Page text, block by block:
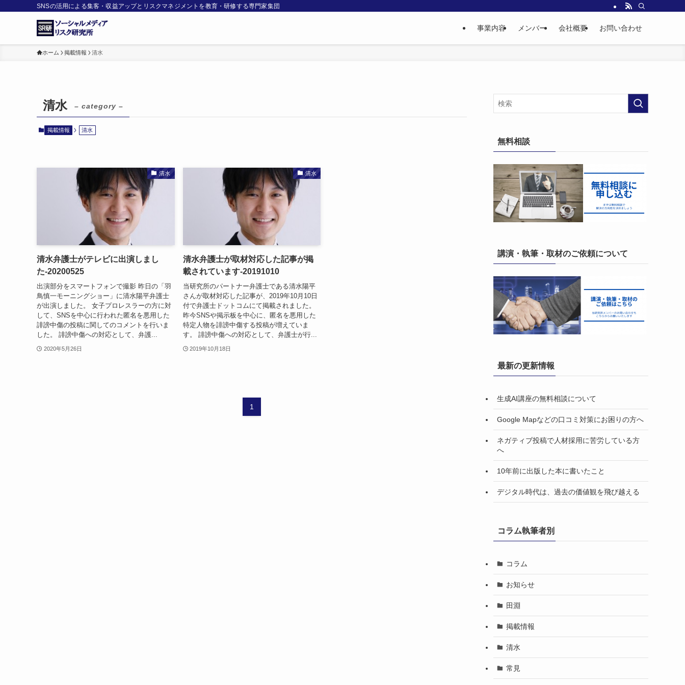
SNSの活用による集客・収益アップとリスクマネジメントを教育・研修する専門家集団
事業内容 メンバー 会社概要 お問い合わせ
ホーム 掲載情報 清水
清水 – category –
掲載情報 清水
清水
清水弁護士がテレビに出演しまし
た-20200525
出演部分をスマートフォンで撮影 昨日の「羽
鳥慎一モーニングショー」に清水陽平弁護士
が出演しました。 女子プロレスラーの方に対
して、SNSを中心に行われた匿名を悪用した
誹謗中傷の投稿に関してのコメントを行いま
した。 誹謗中傷への対応として、弁護...
2020年5月26日
清水
清水弁護士が取材対応した記事が掲
載されています-20191010
当研究所のパートナー弁護士である清水陽平
さんが取材対応した記事が、2019年10月10日
付で弁護士ドットコムにて掲載されました。
昨今SNSや掲示板を中心に、匿名を悪用した
特定人物を誹謗中傷する投稿が増えていま
す。 誹謗中傷への対応として、弁護士が行...
2019年10月18日
1
無料相談
講演・執筆・取材のご依頼について
最新の更新情報
生成AI講座の無料相談について
Google Mapなどの口コミ対策にお困りの方へ
ネガティブ投稿で人材採用に苦労している方
へ
10年前に出版した本に書いたこと
デジタル時代は、過去の価値観を飛び越える
コラム執筆者別
コラム
お知らせ
田淵
掲載情報
清水
常見